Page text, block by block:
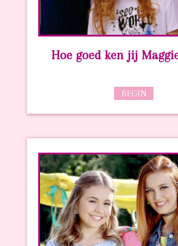
Hoe goed ken jij
BEGIN